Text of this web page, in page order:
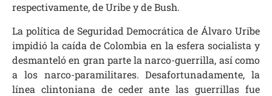
respectivamente, de Uribe y de Bush.
La política de Seguridad Democrática de Álvaro Uribe
impidió la caída de Colombia en la esfera socialista y
desmanteló en gran parte la narco-guerrilla, así como
a los narco-paramilitares. Desafortunadamente, la
línea clintoniana de ceder ante las guerrillas fue